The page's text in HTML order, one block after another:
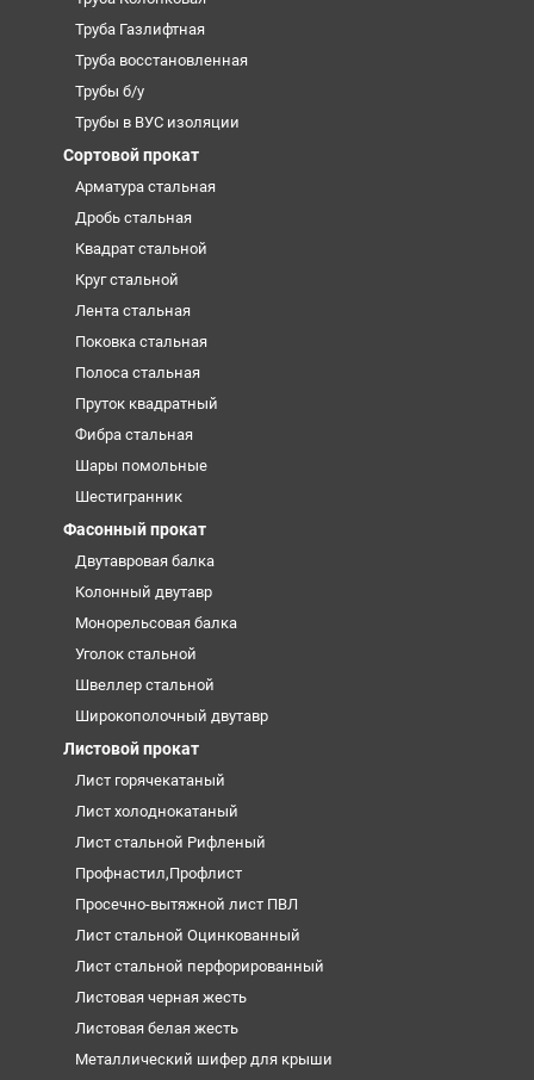
Труба Газлифтная
Труба восстановленная
Трубы б/у
Трубы в ВУС изоляции
Сортовой прокат
Арматура стальная
Дробь стальная
Квадрат стальной
Круг стальной
Лента стальная
Поковка стальная
Полоса стальная
Пруток квадратный
Фибра стальная
Шары помольные
Шестигранник
Фасонный прокат
Двутавровая балка
Колонный двутавр
Монорельсовая балка
Уголок стальной
Швеллер стальной
Широкополочный двутавр
Листовой прокат
Лист горячекатаный
Лист холоднокатаный
Лист стальной Рифленый
Профнастил,Профлист
Просечно-вытяжной лист ПВЛ
Лист стальной Оцинкованный
Лист стальной перфорированный
Листовая черная жесть
Листовая белая жесть
Металлический шифер для крыши